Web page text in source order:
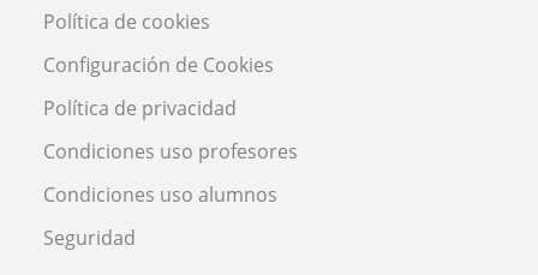
Política de cookies
Configuración de Cookies
Política de privacidad
Condiciones uso profesores
Condiciones uso alumnos
Seguridad